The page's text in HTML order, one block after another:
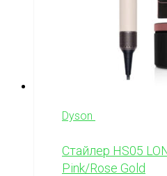
Dyson
Стайлер HS05
Pink/Rose Gold